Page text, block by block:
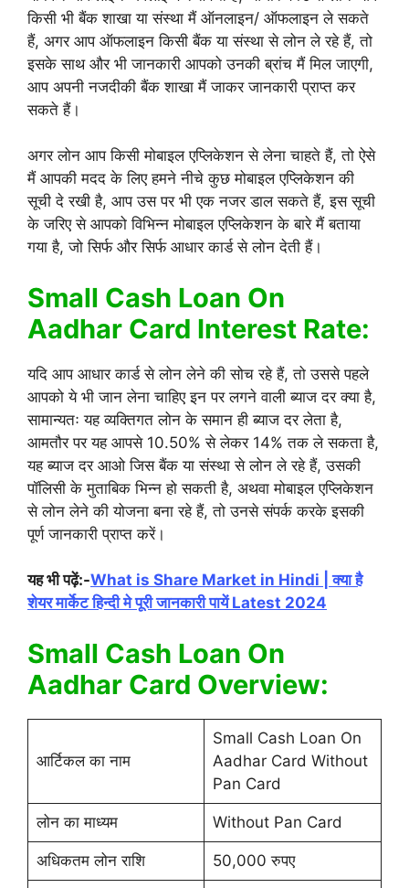
किसी भी बैंक शाखा या संस्था मैं ऑनलाइन/ ऑफलाइन ले सकते
हैं, अगर आप ऑफलाइन किसी बैंक या संस्था से लोन ले रहे हैं, तो
इसके साथ और भी जानकारी आपको उनकी ब्रांच मैं मिल जाएगी,
आप अपनी नजदीकी बैंक शाखा मैं जाकर जानकारी प्राप्त कर
सकते हैं।
अगर लोन आप किसी मोबाइल एप्लिकेशन से लेना चाहते हैं, तो ऐसे
मैं आपकी मदद के लिए हमने नीचे कुछ मोबाइल एप्लिकेशन की
सूची दे रखी है, आप उस पर भी एक नजर डाल सकते हैं, इस सूची
के जरिए से आपको विभिन्न मोबाइल एप्लिकेशन के बारे मैं बताया
गया है, जो सिर्फ और सिर्फ आधार कार्ड से लोन देती हैं।
Small Cash Loan On
Aadhar Card Interest Rate:
यदि आप आधार कार्ड से लोन लेने की सोच रहे हैं, तो उससे पहले
आपको ये भी जान लेना चाहिए इन पर लगने वाली ब्याज दर क्या है,
सामान्यतः यह व्यक्तिगत लोन के समान ही ब्याज दर लेता है,
आमतौर पर यह आपसे 10.50% से लेकर 14% तक ले सकता है,
यह ब्याज दर आओ जिस बैंक या संस्था से लोन ले रहे हैं, उसकी
पॉलिसी के मुताबिक भिन्न हो सकती है, अथवा मोबाइल एप्लिकेशन
से लोन लेने की योजना बना रहे हैं, तो उनसे संपर्क करके इसकी
पूर्ण जानकारी प्राप्त करें।
यह भी पढ़ें:-What is Share Market in Hindi | क्या है
शेयर मार्केट हिन्दी मे पूरी जानकारी पायें Latest 2024
Small Cash Loan On
Aadhar Card Overview:
आर्टिकल का नाम
Small Cash Loan On
Aadhar Card Without
Pan Card
लोन का माध्यम Without Pan Card
अधिकतम लोन राशि 50,000 रुपए